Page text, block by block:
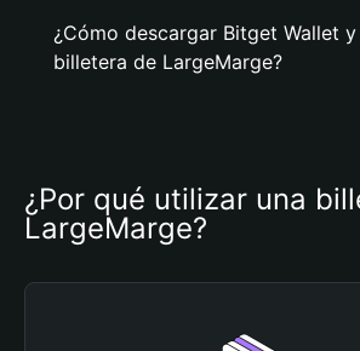
¿Cómo descargar Bitget Wallet
billetera de LargeMarge?
¿Por qué utilizar una
LargeMarge?